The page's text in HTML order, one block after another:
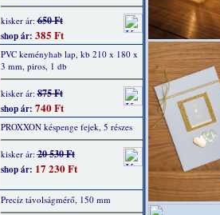
kisker ár:650 Ft
shop ár: 385 Ft
PVC keményhab lap, kb 210 x 180 x
3 mm, piros, 1 db
kisker ár:875 Ft
shop ár: 740 Ft
PROXXON késpenge fejek, 5 részes
kisker ár:20 530 Ft
shop ár: 17 230 Ft
Precíz távolságmérő, 150 mm